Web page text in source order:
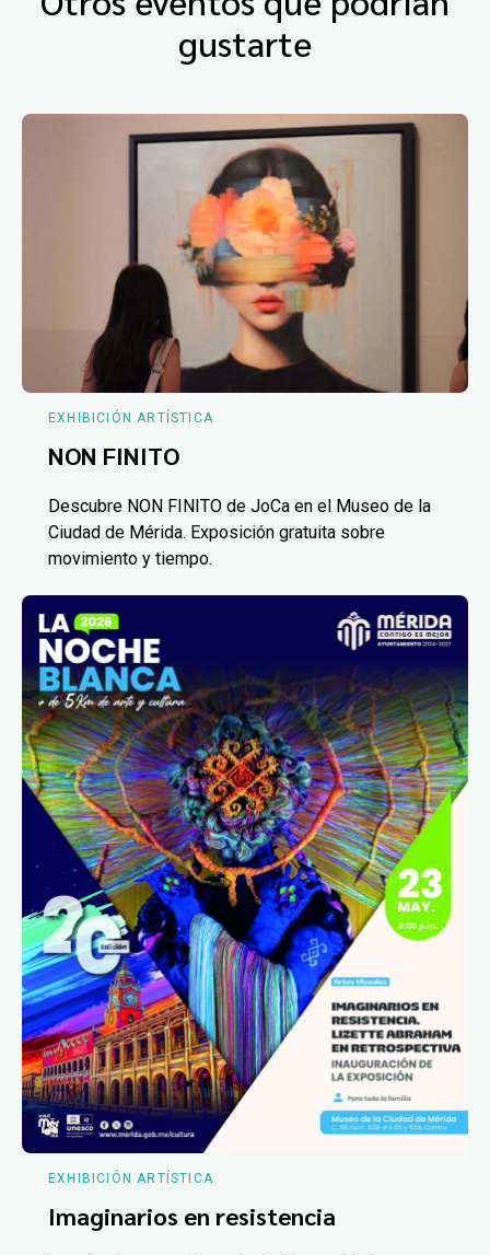
gustarte
EXHIBICIÓN ARTÍSTICA
NON FINITO
Descubre NON FINITO de JoCa en el Museo de la
Ciudad de Mérida. Exposición gratuita sobre
movimiento y tiempo.
EXHIBICIÓN ARTÍSTICA
Imaginarios en resistencia